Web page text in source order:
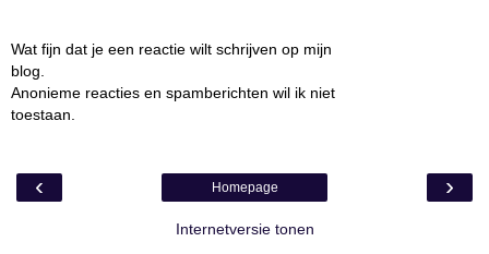
Wat fijn dat je een reactie wilt schrijven op mijn
blog.
Anonieme reacties en spamberichten wil ik niet
toestaan.
‹ ›
Homepage
Internetversie tonen